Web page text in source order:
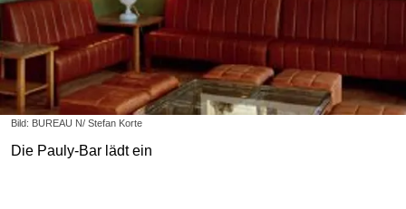
Bild: BUREAU N/ Stefan Korte
Die Pauly-Bar lädt ein